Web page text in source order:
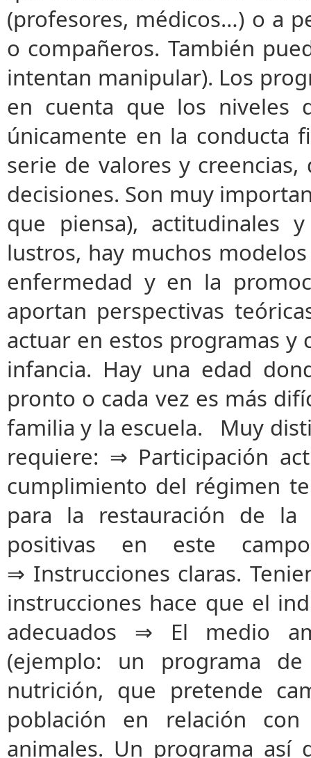
(profesores, médicos…) o a
o compañeros. También
intentan manipular). Los
en cuenta que los niveles
únicamente en la conducta
serie de valores y
decisiones. Son muy
que piensa),
lustros, hay muchos
enfermedad y en la
aportan perspectivas
actuar en estos programas y
infancia. Hay una edad
pronto o cada vez es más
familia y la escuela. Muy
requiere: ⇒ Participación
cumplimiento del régimen
para la restauración de
positivas en este
⇒ Instrucciones claras.
instrucciones hace que el
adecuados ⇒ El medio
(ejemplo: un programa
nutrición, que pretende
población en relación
animales. Un programa así